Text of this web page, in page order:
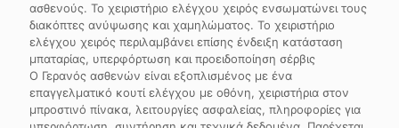
ασθενούς. Το χειριστήριο ελέγχου χειρός ενσωματώνει τους
διακόπτες ανύψωσης και χαμηλώματος. Το χειριστήριο
ελέγχου χειρός περιλαμβάνει επίσης ένδειξη κατάσταση
μπαταρίας, υπερφόρτωση και προειδοποίηση σέρβις
Ο Γερανός ασθενών είναι εξοπλισμένος με ένα
επαγγελματικό κουτί ελέγχου με οθόνη, χειριστήρια στον
μπροστινό πίνακα, λειτουργίες ασφαλείας, πληροφορίες για